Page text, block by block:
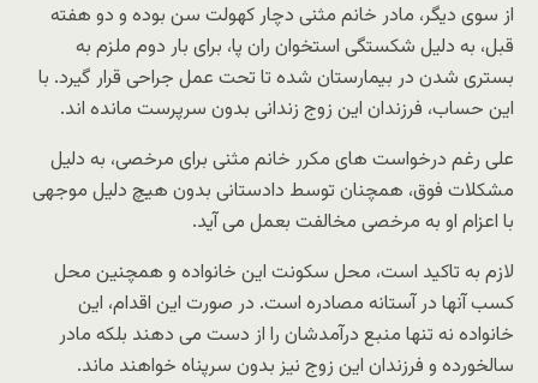
از سوی دیگر، مادر خانم مثنی دچار کهولت سن بوده و دو هفته
قبل، به دلیل شکستگی استخوان ران پا، برای بار دوم ملزم به
بستری شدن در بیمارستان شده تا تحت عمل جراحی قرار گیرد. با
این حساب، فرزندان این زوج زندانی بدون سرپرست مانده اند.
علی رغم درخواست های مکرر خانم مثنی برای مرخصی، به دلیل
مشکلات فوق، همچنان توسط دادستانی بدون هیچ دلیل موجهی
با اعزام او به مرخصی مخالفت بعمل می آید.
لازم به تاکید است، محل سکونت این خانواده و همچنین محل
کسب آنها در آستانه مصادره است. در صورت این اقدام، این
خانواده نه تنها منبع درآمدشان را از دست می دهند بلکه مادر
سالخورده و فرزندان این زوج نیز بدون سرپناه خواهند ماند.